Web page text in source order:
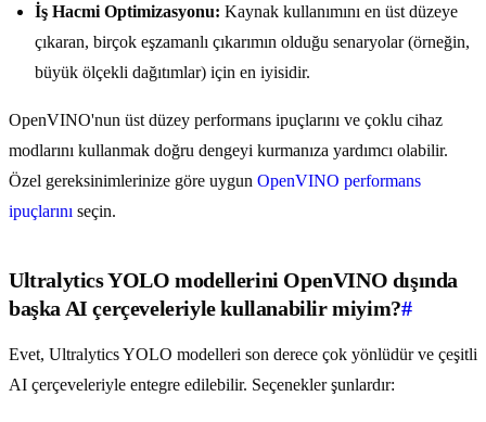
İş Hacmi Optimizasyonu: Kaynak kullanımını en üst düzeye
çıkaran, birçok eşzamanlı çıkarımın olduğu senaryolar (örneğin,
büyük ölçekli dağıtımlar) için en iyisidir.
OpenVINO'nun üst düzey performans ipuçlarını ve çoklu cihaz
modlarını kullanmak doğru dengeyi kurmanıza yardımcı olabilir.
Özel gereksinimlerinize göre uygun OpenVINO performans
ipuçlarını seçin.
Ultralytics YOLO modellerini OpenVINO dışında
başka AI çerçeveleriyle kullanabilir miyim?#
Evet, Ultralytics YOLO modelleri son derece çok yönlüdür ve çeşitli
AI çerçeveleriyle entegre edilebilir. Seçenekler şunlardır: